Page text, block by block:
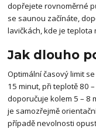
dopřejete rovnoměrné
se saunou začínáte,
lavičkách, kde je teplota
Jak dlouho
Optimální časový limit
15 minut, při teplotě 80
doporučuje kolem 5 – 8
je samozřejmě
případě nevolnosti